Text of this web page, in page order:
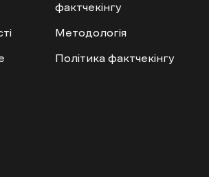
фактчекінгу
Методологія
Політика фактчекінгу